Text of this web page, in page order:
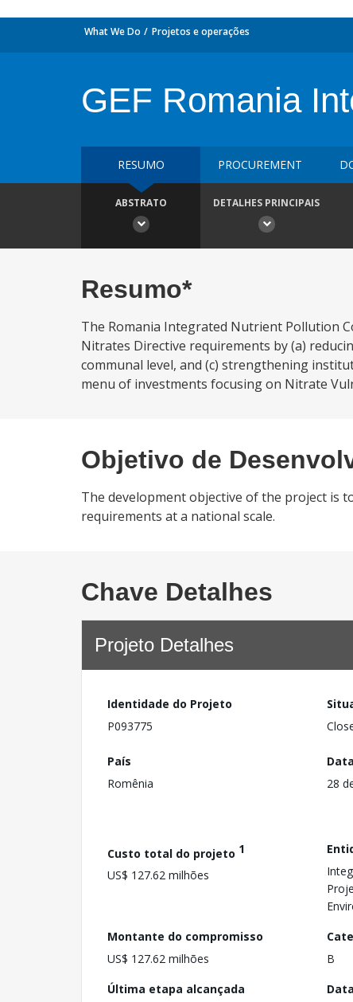
What We Do Projetos e operações
GEF Romania
RESUMO PROCUREMENT
ABSTRATO DETALHES PRINCIPAIS
Resumo*
The Romania Integrated Nutrient Pollution
Nitrates Directive requirements by (a)
communal level, and (c) strengthening
menu of investments focusing on Nitrate
Objetivo de
The development objective of the project is
requirements at a national scale.
Chave Detalhes
Projeto Detalhes
Identidade do Projeto
P093775
País
Romênia
28
Custo total do projeto 1
US$ 127.62 milhões
Montante do compromisso
US$ 127.62 milhões
B
Última etapa alcançada